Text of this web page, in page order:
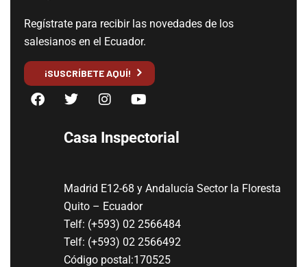
Regístrate para recibir las novedades de los
salesianos en el Ecuador.
¡SUSCRÍBETE AQUÍ!
Casa Inspectorial
Madrid E12-68 y Andalucía Sector la Floresta
Quito – Ecuador
Telf: (+593) 02 2566484
Telf: (+593) 02 2566492
Código postal:170525